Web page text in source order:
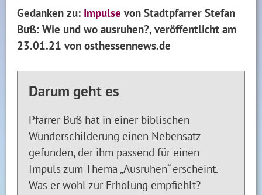
Gedanken zu: Impulse von Stadtpfarrer Stefan
Buß: Wie und wo ausruhen?, veröffentlicht am
23.01.21 von osthessennews.de
Darum geht es
Pfarrer Buß hat in einer biblischen
Wunderschilderung einen Nebensatz
gefunden, der ihm passend für einen
Impuls zum Thema „Ausruhen“ erscheint.
Was er wohl zur Erholung empfiehlt?